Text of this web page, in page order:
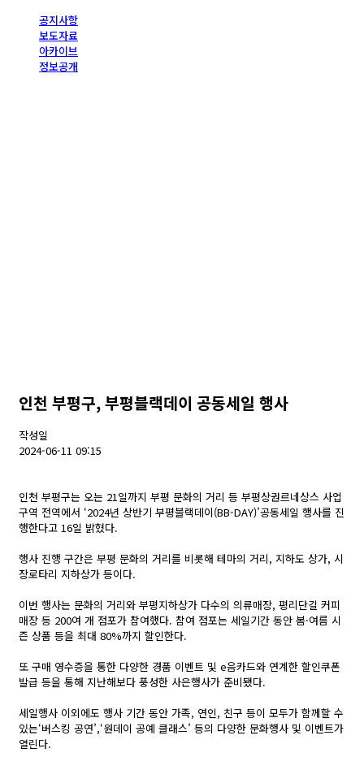
공지사항
보도자료
아카이브
정보공개
인천 부평구, 부평블랙데이 공동세일 행사
작성일
2024-06-11 09:15
인천 부평구는 오는 21일까지 부평 문화의 거리 등 부평상권르네상스 사업
구역 전역에서 ‘2024년 상반기 부평블랙데이(BB-DAY)’공동세일 행사를 진
행한다고 16일 밝혔다.
행사 진행 구간은 부평 문화의 거리를 비롯해 테마의 거리, 지하도 상가, 시
장로타리 지하상가 등이다.
이번 행사는 문화의 거리와 부평지하상가 다수의 의류매장, 평리단길 커피
매장 등 200여 개 점포가 참여했다. 참여 점포는 세일기간 동안 봄·여름 시
즌 상품 등을 최대 80%까지 할인한다.
또 구매 영수증을 통한 다양한 경품 이벤트 및 e음카드와 연계한 할인쿠폰
발급 등을 통해 지난해보다 풍성한 사은행사가 준비됐다.
세일행사 이외에도 행사 기간 동안 가족, 연인, 친구 등이 모두가 함께할 수
있는‘버스킹 공연’,‘원데이 공예 클래스’ 등의 다양한 문화행사 및 이벤트가
열린다.